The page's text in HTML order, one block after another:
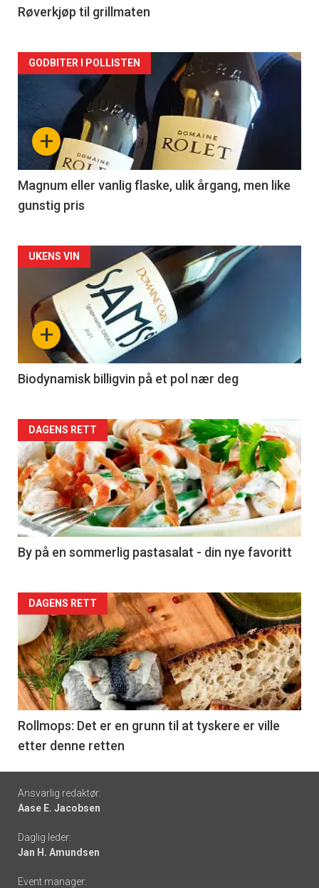
2
Røverkjøp til grillmaten
Forsiden
akkurat
nå
3
+
GODBITER I POLLISTEN
Magnum eller vanlig flaske, ulik årgang, men like
gunstig pris
Forsiden
akkurat
nå
4
+
UKENS VIN
Biodynamisk billigvin på et pol nær deg
Forsiden
akkurat
nå
-
5
DAGENS RETT
By på en sommerlig pastasalat - din nye favoritt
Forsiden
akkurat
nå
-
6
DAGENS RETT
Rollmops: Det er en grunn til at tyskere er ville
etter denne retten
Footer
-
links
Ansvarlig redaktør:
Aase E. Jacobsen
Daglig leder:
Jan H. Amundsen
Event manager: